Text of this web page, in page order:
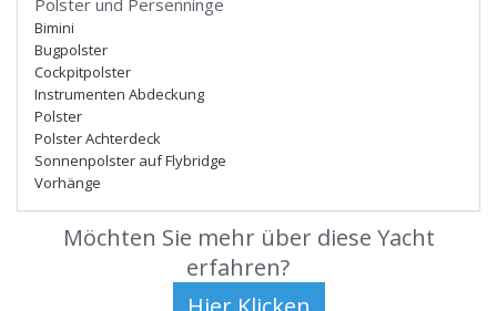
Polster und Persenninge
Bimini
Bugpolster
Cockpitpolster
Instrumenten Abdeckung
Polster
Polster Achterdeck
Sonnenpolster auf Flybridge
Vorhänge
Möchten Sie mehr über diese Yacht
erfahren?